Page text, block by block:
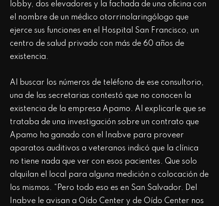
lobby, dos elevadores y la fachada de una oficina con
el nombre de un médico otorrinolaringólogo que
ejerce sus funciones en el Hospital San Francisco, un
centro de salud privado con más de 60 años de
existencia.
Al buscar los números de teléfono de ese consultorio,
una de las secretarias contestó que no conocen la
existencia de la empresa Apamo. Al explicarle que se
trataba de una investigación sobre un contrato que
Apamo ha ganado con el Inabve para proveer
aparatos auditivos a veteranos indicó que la clínica
no tiene nada que ver con esos pacientes. Que solo
alquilan el local para alguna medición o colocación de
los mismos. “Pero todo eso es en San Salvador. Del
Inabve le avisan a Oído Center y de Oído Center nos